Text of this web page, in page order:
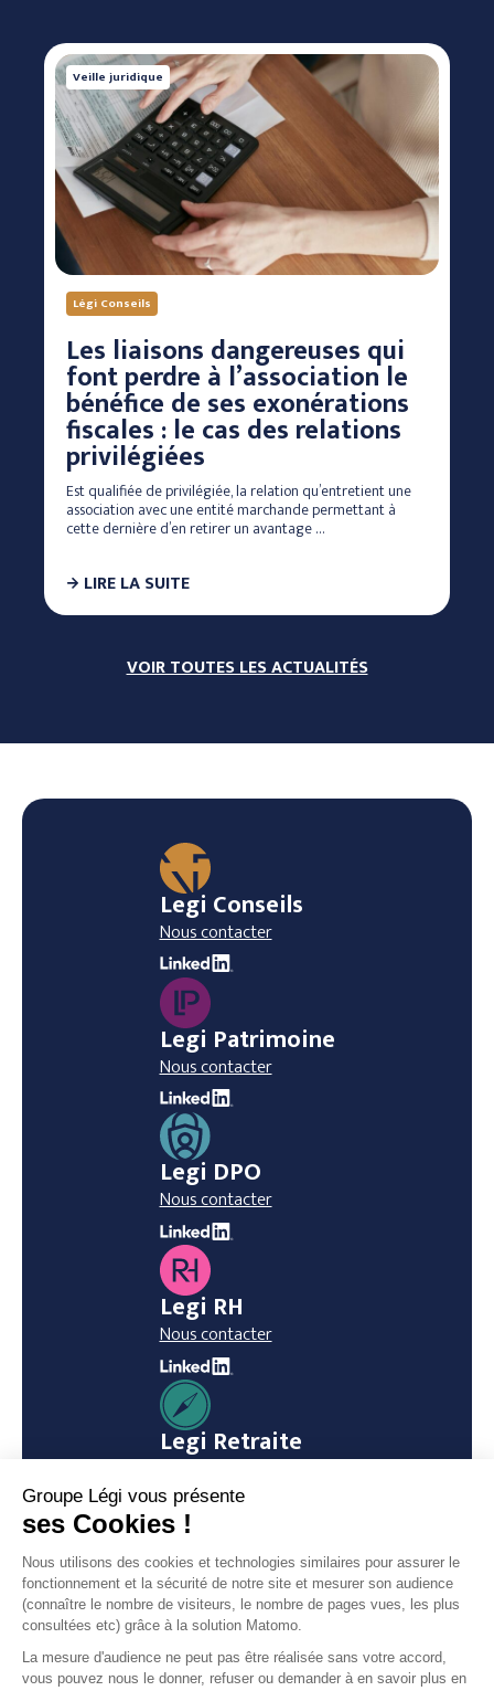
Veille juridique
Légi Conseils
Les liaisons dangereuses qui
font perdre à l’association le
bénéfice de ses exonérations
fiscales : le cas des relations
privilégiées
Est qualifiée de privilégiée, la relation qu’entretient une
association avec une entité marchande permettant à
cette dernière d’en retirer un avantage …
LIRE LA SUITE
VOIR TOUTES LES ACTUALITÉS
Legi Conseils
Nous contacter
Legi Patrimoine
Nous contacter
Legi DPO
Nous contacter
Legi RH
Nous contacter
Legi Retraite
Legi Notaires
Nous contacter